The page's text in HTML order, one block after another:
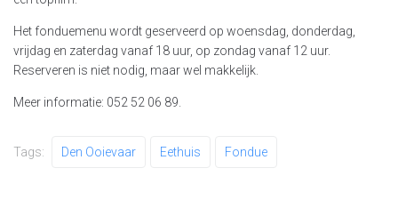
Het fonduemenu wordt geserveerd op woensdag, donderdag,
vrijdag en zaterdag vanaf 18 uur, op zondag vanaf 12 uur.
Reserveren is niet nodig, maar wel makkelijk.
Meer informatie: 052 52 06 89.
Tags: Den Ooievaar Eethuis Fondue